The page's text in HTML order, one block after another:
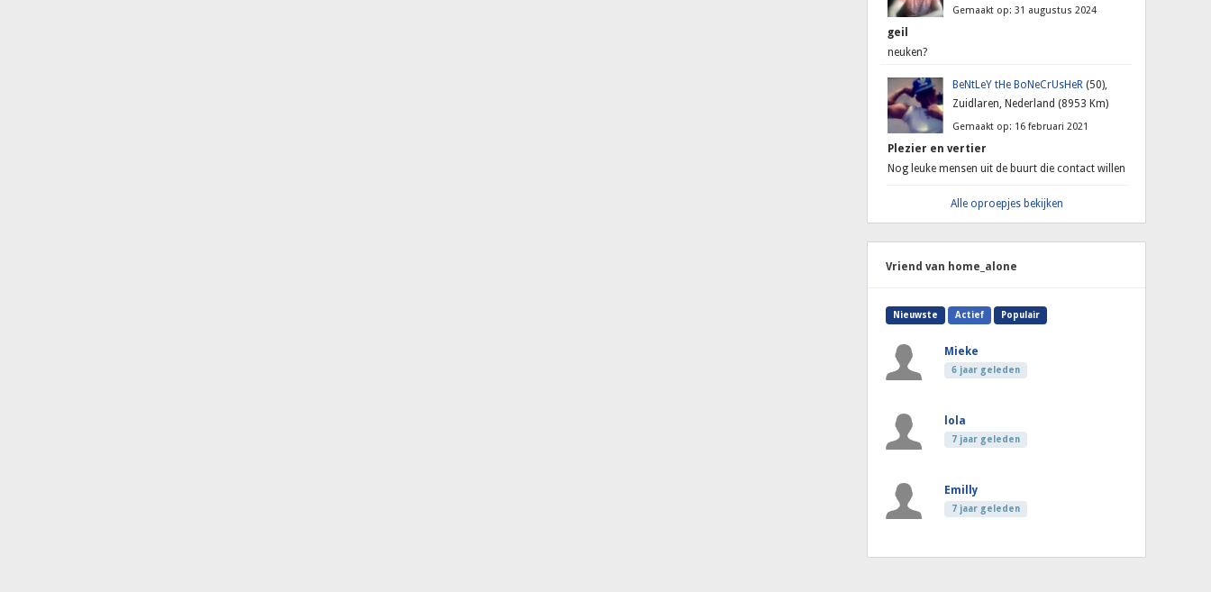
Gemaakt op: 31 augustus 2024
geil
neuken?
BeNtLeY tHe BoNeCrUsHeR (50),
Zuidlaren, Nederland (8953 Km)
Gemaakt op: 16 februari 2021
Plezier en vertier
Nog leuke mensen uit de buurt die contact willen
Alle oproepjes bekijken
Vriend van home_alone
Nieuwste Actief Populair
Mieke
6 jaar geleden
lola
7 jaar geleden
Emilly
7 jaar geleden